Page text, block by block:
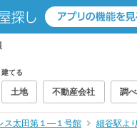
建てる
土地 不動産会社 調
ス太田第１—１号館 細谷駅よ